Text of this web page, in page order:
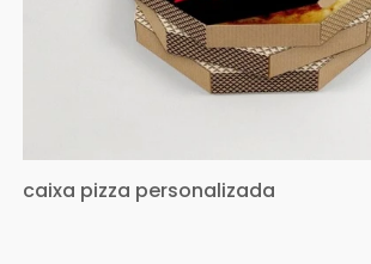
caixa pizza personalizada